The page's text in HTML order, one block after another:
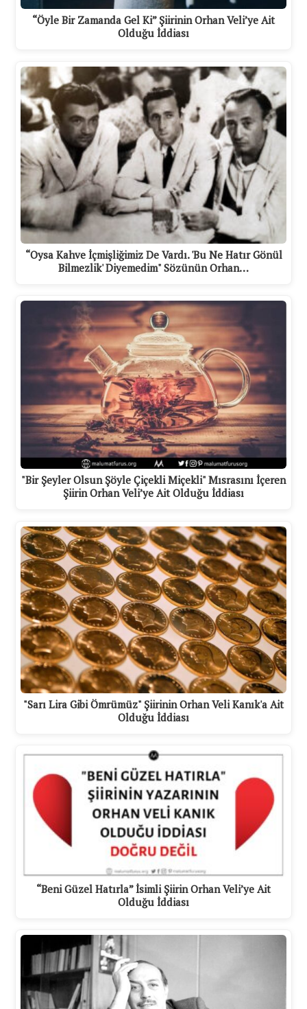
“Öyle Bir Zamanda Gel Ki” Şiirinin Orhan Veli’ye Ait
Olduğu İddiası
“Oysa Kahve İçmişliğimiz De Vardı. 'Bu Ne Hatır Gönül
Bilmezlik' Diyemedim" Sözünün Orhan…
"Bir Şeyler Olsun Şöyle Çiçekli Miçekli" Mısrasını İçeren
Şiirin Orhan Veli’ye Ait Olduğu İddiası
"Sarı Lira Gibi Ömrümüz" Şiirinin Orhan Veli Kanık'a Ait
Olduğu İddiası
“Beni Güzel Hatırla” İsimli Şiirin Orhan Veli’ye Ait
Olduğu İddiası